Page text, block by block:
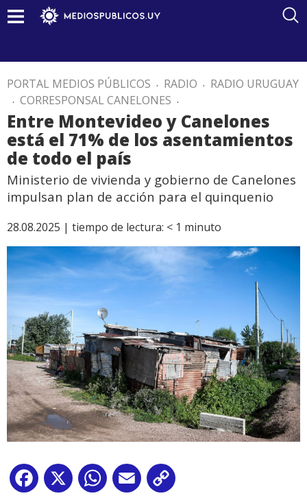
PORTAL MEDIOS PÚBLICOS . RADIO . RADIO URUGUAY
. CORRESPONSAL CANELONES .
Entre Montevideo y Canelones
está el 71% de los asentamientos
de todo el país
Ministerio de vivienda y gobierno de Canelones
impulsan plan de acción para el quinquenio
28.08.2025 | tiempo de lectura: < 1 minuto
Facebook
X WhatsApp
Email